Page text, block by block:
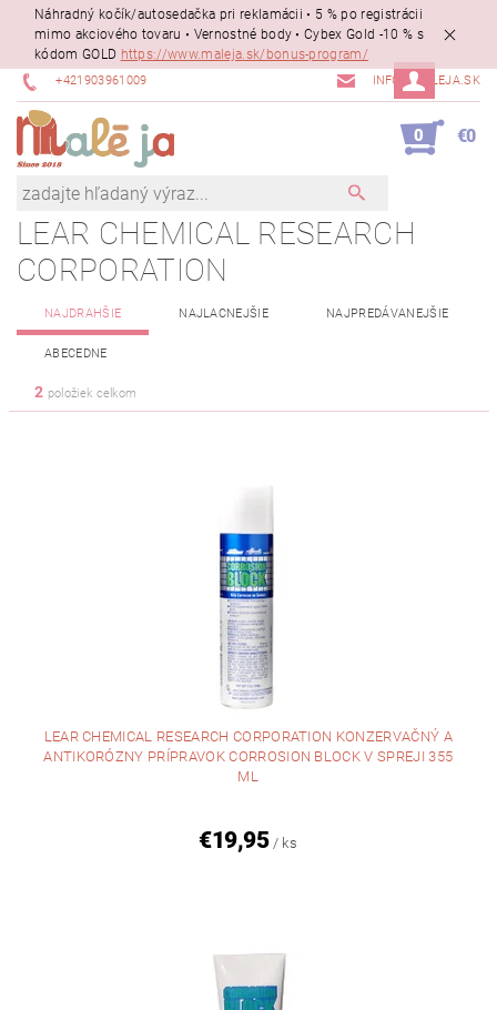
Náhradný kočík/autosedačka pri reklamácii • 5 % po registrácii
mimo akciového tovaru • Vernostné body • Cybex Gold -10 % s
kódom GOLD https://www.maleja.sk/bonus-program/
+421903961009 INFO@MALEJA.SK
0 €0
LEAR CHEMICAL RESEARCH
CORPORATION
NAJDRAHŠIE NAJLACNEJŠIE NAJPREDÁVANEJŠIE
ABECEDNE
2 položiek celkom
LEAR CHEMICAL RESEARCH CORPORATION KONZERVAČNÝ A
ANTIKORÓZNY PRÍPRAVOK CORROSION BLOCK V SPREJI 355
ML
€19,95 / ks